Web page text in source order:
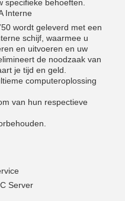
specifieke behoeften.
Interne
wordt geleverd met een
schijf, waarmee u
en uitvoeren en uw
de noodzaak van
je tijd en geld.
computeroplossing
van hun respectieve
Server